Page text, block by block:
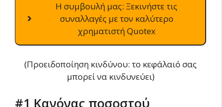
Η συμβουλή μας: Ξεκινήστε τις
συναλλαγές με τον καλύτερο
χρηματιστή Quotex
(Προειδοποίηση κινδύνου: το κεφάλαιό σας
μπορεί να κινδυνεύει)
#1 Κανόνας ποσοστού